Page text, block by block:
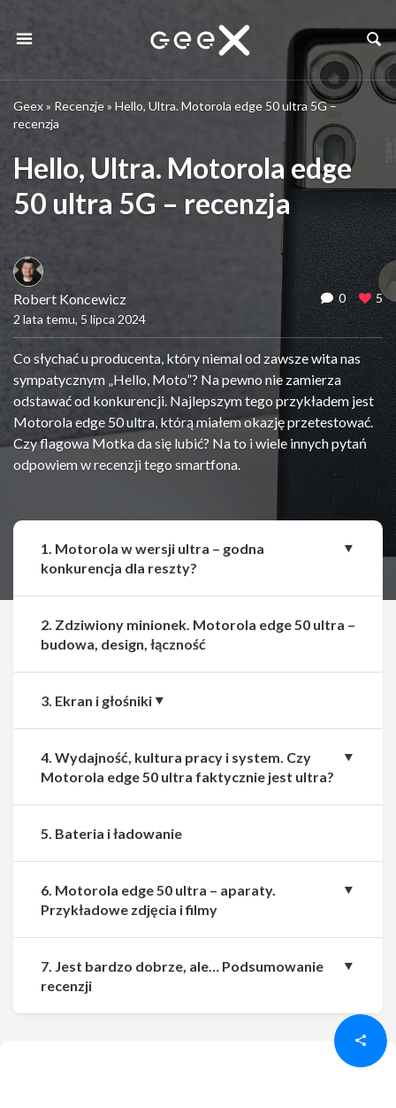
Geex» Recenzje» Hello, Ultra. Motorola edge 50 ultra 5G –
recenzja
Hello, Ultra. Motorola edge
50 ultra 5G – recenzja
Robert Koncewicz
2 lata temu, 5 lipca 2024
0 5
Co słychać u producenta, który niemal od zawsze wita nas
sympatycznym „Hello, Moto”? Na pewno nie zamierza
odstawać od konkurencji. Najlepszym tego przykładem jest
Motorola edge 50 ultra, którą miałem okazję przetestować.
Czy flagowa Motka da się lubić? Na to i wiele innych pytań
odpowiem w recenzji tego smartfona.
1. Motorola w wersji ultra – godna
konkurencja dla reszty?
2. Zdziwiony minionek. Motorola edge 50 ultra –
budowa, design, łączność
3. Ekran i głośniki
4. Wydajność, kultura pracy i system. Czy
Motorola edge 50 ultra faktycznie jest ultra?
5. Bateria i ładowanie
6. Motorola edge 50 ultra – aparaty.
Przykładowe zdjęcia i filmy
7. Jest bardzo dobrze, ale… Podsumowanie
recenzji